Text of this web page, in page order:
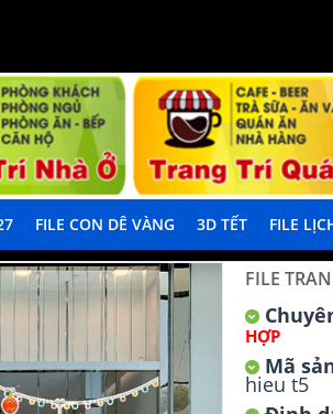
FILE CON DÊ VÀNG 3D TẾT FILE
FILE
HỢP
Mã
hieu t5